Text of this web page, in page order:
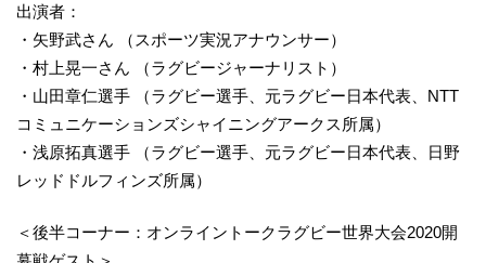
出演者：
・矢野武さん （スポーツ実況アナウンサー）
・村上晃一さん （ラグビージャーナリスト）
・山田章仁選手 （ラグビー選手、元ラグビー日本代表、NTT
コミュニケーションズシャイニングアークス所属）
・浅原拓真選手 （ラグビー選手、元ラグビー日本代表、日野
レッドドルフィンズ所属）
＜後半コーナー：オンライントークラグビー世界大会2020開